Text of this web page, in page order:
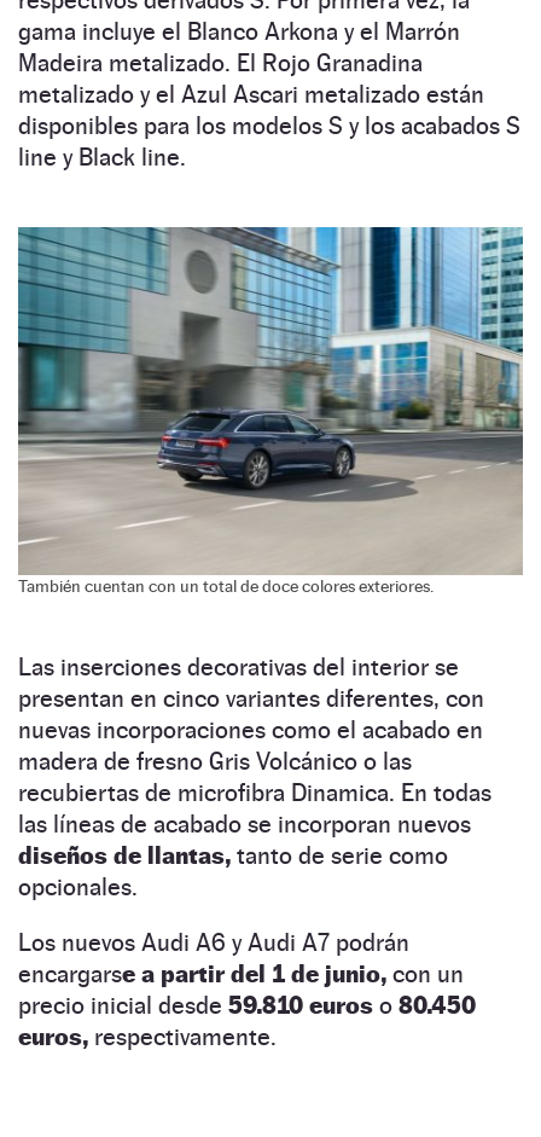
gama incluye el Blanco Arkona y el Marrón
Madeira metalizado. El Rojo Granadina
metalizado y el Azul Ascari metalizado están
disponibles para los modelos S y los acabados S
line y Black line.
También cuentan con un total de doce colores exteriores.
Las inserciones decorativas del interior se
presentan en cinco variantes diferentes, con
nuevas incorporaciones como el acabado en
madera de fresno Gris Volcánico o las
recubiertas de microfibra Dinamica. En todas
las líneas de acabado se incorporan nuevos
diseños de llantas, tanto de serie como
opcionales.
Los nuevos Audi A6 y Audi A7 podrán
encargarse a partir del 1 de junio, con un
precio inicial desde 59.810 euros o 80.450
euros, respectivamente.